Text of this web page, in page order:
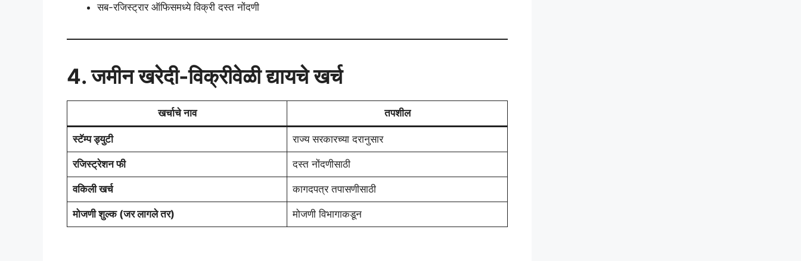
सब-रजिस्ट्रार ऑफिसमध्ये विक्री दस्त नोंदणी
4. जमीन खरेदी-विक्रीवेळी द्यायचे खर्च
खर्चाचे नाव तपशील
स्टॅम्प ड्युटी राज्य सरकारच्या दरानुसार
रजिस्ट्रेशन फी दस्त नोंदणीसाठी
वकिली खर्च कागदपत्र तपासणीसाठी
मोजणी शुल्क (जर लागले तर) मोजणी विभागाकडून